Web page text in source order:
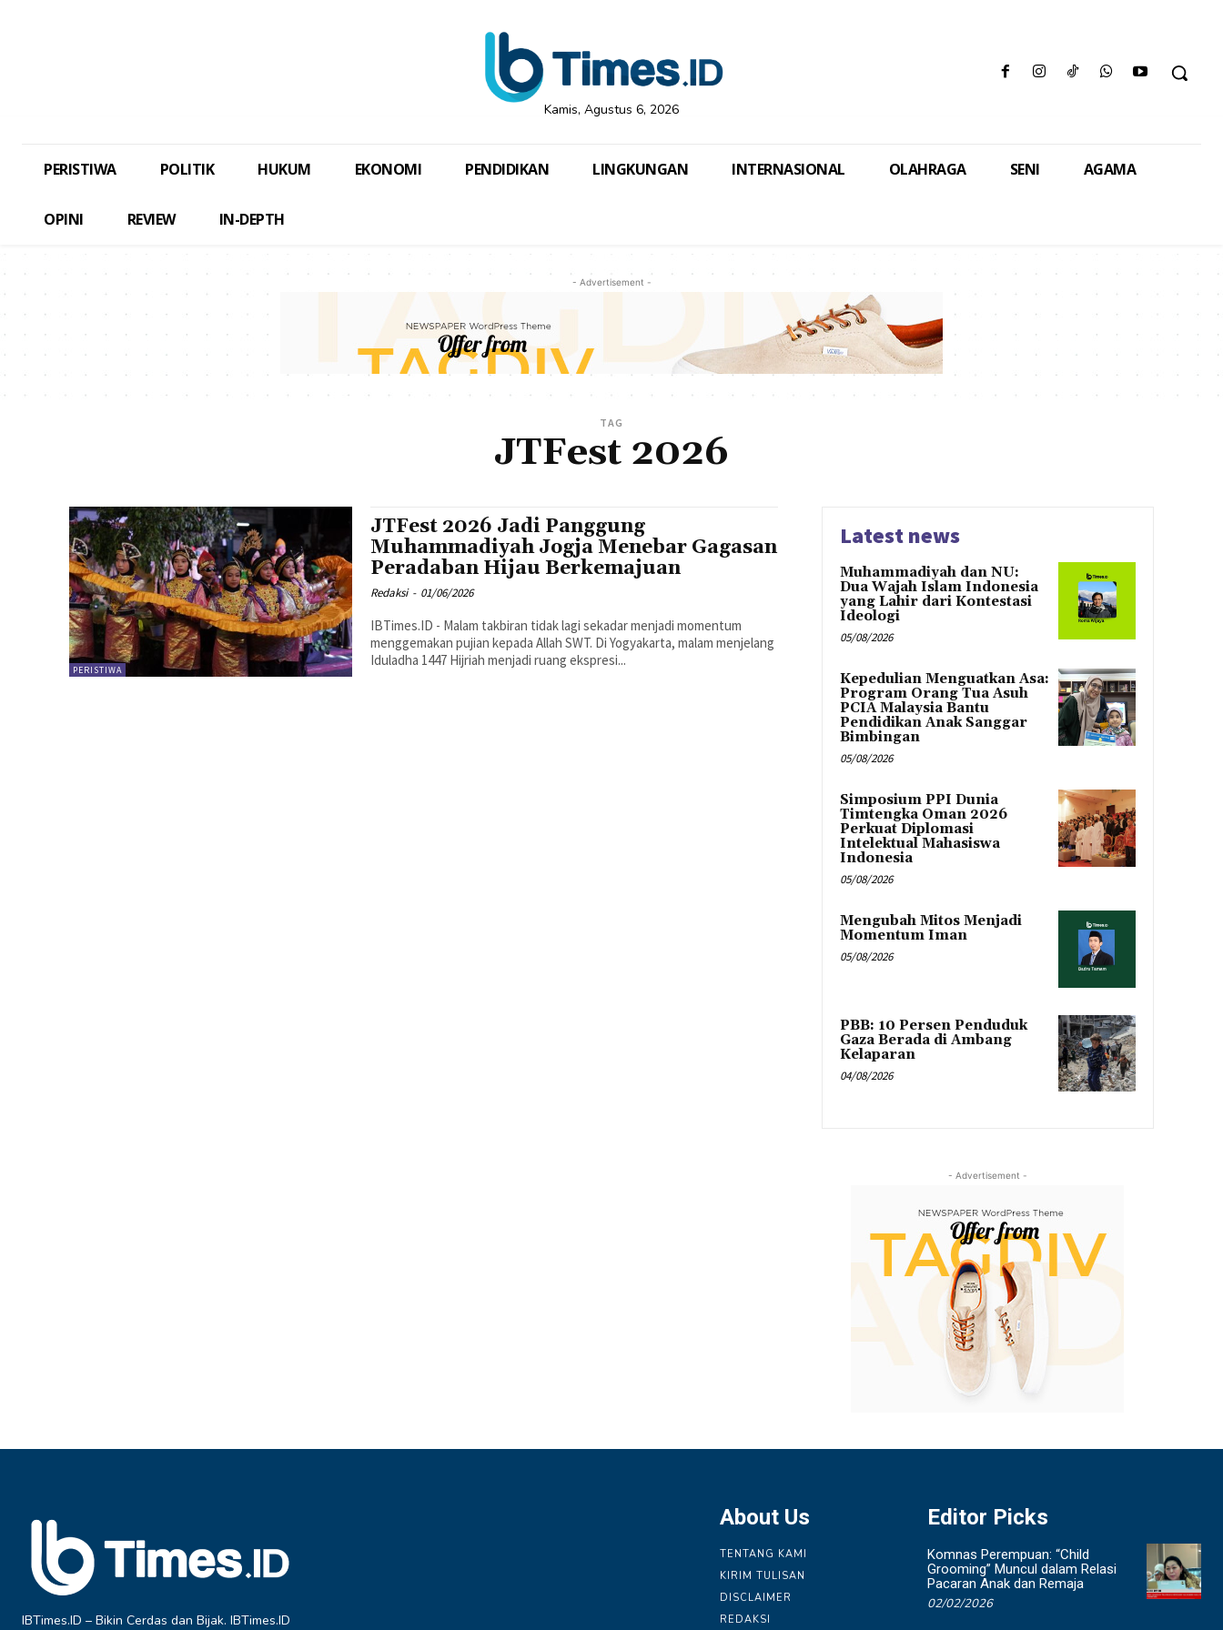
Kamis, Agustus 6, 2026
PERISTIWA POLITIK HUKUM EKONOMI PENDIDIKAN LINGKUNGAN INTERNASIONAL OLAHRAGA SENI AGAMA
OPINI REVIEW IN-DEPTH
- Advertisement -
TAG
JTFest 2026
PERISTIWA
JTFest 2026 Jadi Panggung
Muhammadiyah Jogja Menebar Gagasan
Peradaban Hijau Berkemajuan
Redaksi - 01/06/2026
IBTimes.ID - Malam takbiran tidak lagi sekadar menjadi momentum
menggemakan pujian kepada Allah SWT. Di Yogyakarta, malam menjelang
Iduladha 1447 Hijriah menjadi ruang ekspresi...
Latest news
Muhammadiyah dan NU:
Dua Wajah Islam Indonesia
yang Lahir dari Kontestasi
Ideologi
05/08/2026
Kepedulian Menguatkan Asa:
Program Orang Tua Asuh
PCIA Malaysia Bantu
Pendidikan Anak Sanggar
Bimbingan
05/08/2026
Simposium PPI Dunia
Timtengka Oman 2026
Perkuat Diplomasi
Intelektual Mahasiswa
Indonesia
05/08/2026
Mengubah Mitos Menjadi
Momentum Iman
05/08/2026
PBB: 10 Persen Penduduk
Gaza Berada di Ambang
Kelaparan
04/08/2026
- Advertisement -
IBTimes.ID – Bikin Cerdas dan Bijak. IBTimes.ID
About Us
TENTANG KAMI
KIRIM TULISAN
DISCLAIMER
REDAKSI
Editor Picks
Komnas Perempuan: “Child
Grooming” Muncul dalam Relasi
Pacaran Anak dan Remaja
02/02/2026